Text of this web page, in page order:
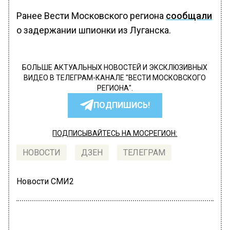
Ранее Вести Московского региона сообщали
о задержании шпионки из Луганска.
БОЛЬШЕ АКТУАЛЬНЫХ НОВОСТЕЙ И ЭКСКЛЮЗИВНЫХ
ВИДЕО В ТЕЛЕГРАМ-КАНАЛЕ "ВЕСТИ МОСКОВСКОГО
РЕГИОНА".
ПОДПИШИСЬ!
ПОДПИСЫВАЙТЕСЬ НА МОСРЕГИОН:
НОВОСТИ ДЗЕН ТЕЛЕГРАМ
Новости СМИ2